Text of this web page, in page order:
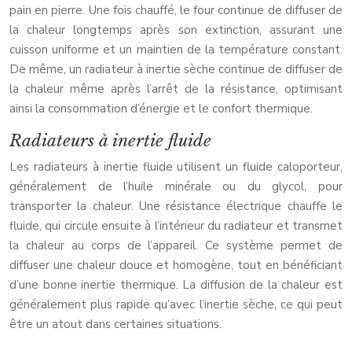
pain en pierre. Une fois chauffé, le four continue de diffuser de
la chaleur longtemps après son extinction, assurant une
cuisson uniforme et un maintien de la température constant.
De même, un radiateur à inertie sèche continue de diffuser de
la chaleur même après l’arrêt de la résistance, optimisant
ainsi la consommation d’énergie et le confort thermique.
Radiateurs à inertie fluide
Les radiateurs à inertie fluide utilisent un fluide caloporteur,
généralement de l’huile minérale ou du glycol, pour
transporter la chaleur. Une résistance électrique chauffe le
fluide, qui circule ensuite à l’intérieur du radiateur et transmet
la chaleur au corps de l’appareil. Ce système permet de
diffuser une chaleur douce et homogène, tout en bénéficiant
d’une bonne inertie thermique. La diffusion de la chaleur est
généralement plus rapide qu’avec l’inertie sèche, ce qui peut
être un atout dans certaines situations.